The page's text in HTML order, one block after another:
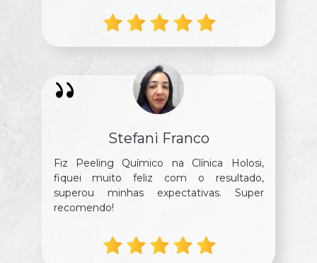
Stefani Franco
Fiz Peeling Químico na Clínica Holosi,
fiquei muito feliz com o resultado,
superou minhas expectativas. Super
recomendo!